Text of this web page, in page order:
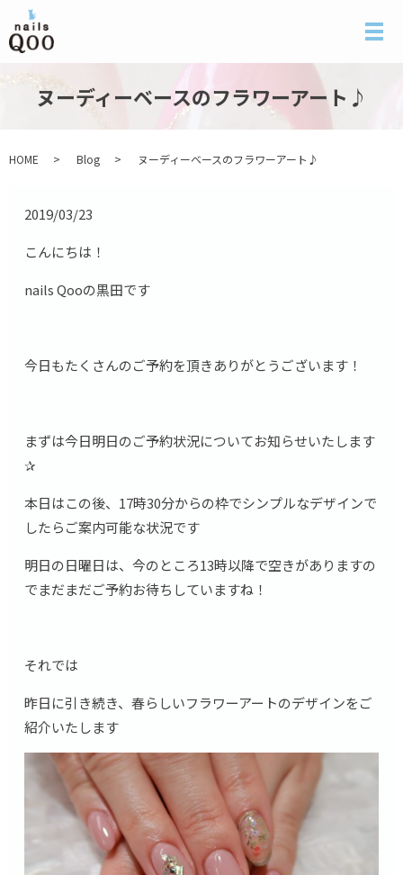
メ
ヌーディーベースのフラワーアート♪
HOME Blog ヌーディーベースのフラワーアート♪
2019/03/23
こんにちは！
nails Qooの黒田です
今日もたくさんのご予約を頂きありがとうございます！
まずは今日明日のご予約状況についてお知らせいたします
✰
本日はこの後、17時30分からの枠でシンプルなデザインで
したらご案内可能な状況です
明日の日曜日は、今のところ13時以降で空きがありますの
でまだまだご予約お待ちしていますね！
それでは
昨日に引き続き、春らしいフラワーアートのデザインをご
紹介いたします